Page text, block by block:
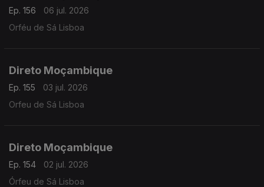
Ep. 156
06 jul. 2026
Orféu de Sá Lisboa
Direto Moçambique
Ep. 155
03 jul. 2026
Orfeu de Sá Lisboa
Direto Moçambique
Ep. 154
02 jul. 2026
Órfeu de Sá Lisboa